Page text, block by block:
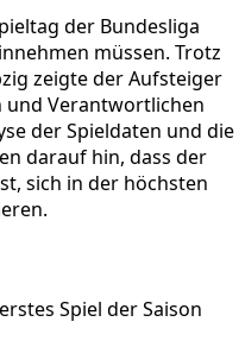
der Bundesliga
müssen. Trotz
zeigte der Aufsteiger
und Verantwortlichen
der Spieldaten und die
darauf hin, dass der
sich in der höchsten
Spiel der Saison